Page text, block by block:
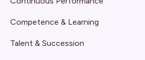
Competence & Learning
Talent & Succession